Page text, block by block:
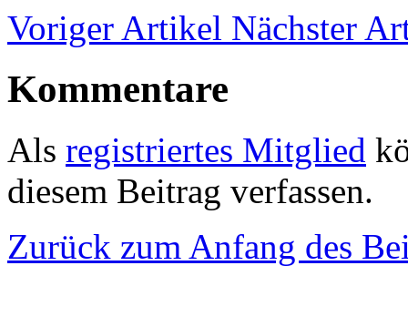
Voriger Artikel Nächster
Kommentare
Als registriertes Mitglied
diesem Beitrag verfassen.
Zurück zum Anfang des